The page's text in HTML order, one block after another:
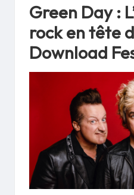
Green Day :
rock en tête
Download